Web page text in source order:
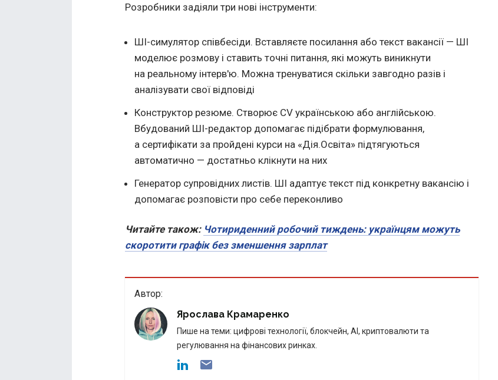
Розробники задіяли три нові інструменти:
ШІ-симулятор співбесіди. Вставляєте посилання або текст вакансії — ШІ
моделює розмову і ставить точні питання, які можуть виникнути
на реальному інтерв'ю. Можна тренуватися скільки завгодно разів і
аналізувати свої відповіді
Конструктор резюме. Створює CV українською або англійською.
Вбудований ШІ-редактор допомагає підібрати формулювання,
а сертифікати за пройдені курси на «Дія.Освіта» підтягуються
автоматично — достатньо клікнути на них
Генератор супровідних листів. ШІ адаптує текст під конкретну вакансію і
допомагає розповісти про себе переконливо
Читайте також: Чотириденний робочий тиждень: українцям можуть
скоротити графік без зменшення зарплат
Автор:
Ярослава Крамаренко
Пише на теми: цифрові технології, блокчейн, AI, криптовалюти та
регулювання на фінансових ринках.